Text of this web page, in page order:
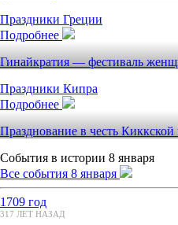
Праздники Греции
Подробнее
Гинайкратия — фестиваль
Праздники Кипра
Подробнее
Празднование в честь
События в истории 8 января
Все события 8 января
1709 год
317 ЛЕТ НАЗАД